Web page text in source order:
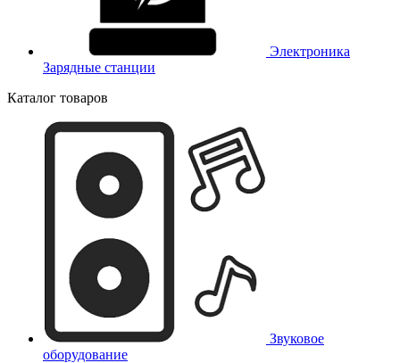
Электроника
Зарядные станции
Каталог товаров
Звуковое
оборудование